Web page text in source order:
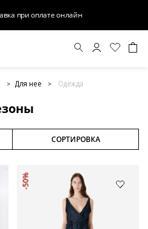
при оплате онлайн
Для нее Одежда
СОРТИРОВКА
-50%